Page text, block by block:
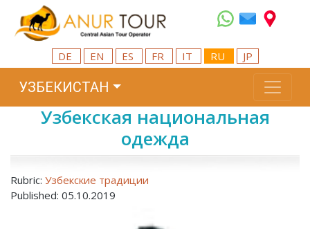
DE EN ES FR IT RU JP
УЗБЕКИСТАН
Узбекская национальная
одежда
Rubric: Узбекские традиции
Published: 05.10.2019